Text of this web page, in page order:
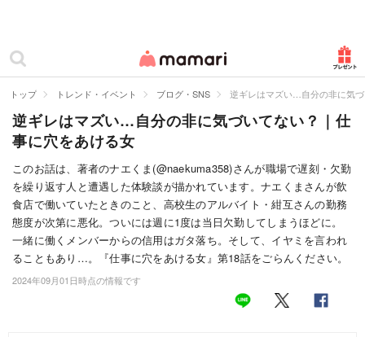
ママリ
カテゴリー一覧
妊娠
出産
赤ちゃん・育児
子育て・家族
病院
美容・ファッション
トップ トレンド・イベント ブログ・SNS 逆ギレはマズい…自分の非に気
逆ギレはマズい…自分の非に気づいてない？｜仕
事に穴をあける女
このお話は、著者のナエくま(@naekuma358)さんが職場で遅刻・欠勤
を繰り返す人と遭遇した体験談が描かれています。ナエくまさんが飲
食店で働いていたときのこと、高校生のアルバイト・紺互さんの勤務
態度が次第に悪化。ついには週に1度は当日欠勤してしまうほどに。
一緒に働くメンバーからの信用はガタ落ち。そして、イヤミを言われ
ることもあり…。『仕事に穴をあける女』第18話をごらんください。
2024年09月01日時点の情報です